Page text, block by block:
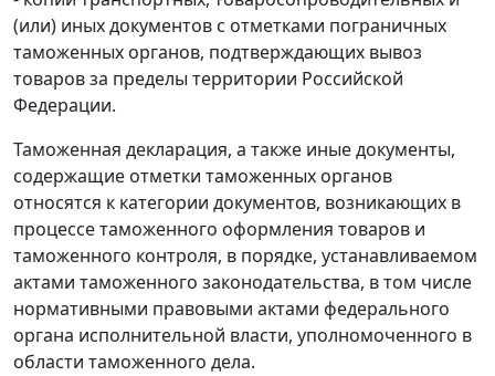
(или) иных документов с отметками пограничных
таможенных органов, подтверждающих вывоз
товаров за пределы территории Российской
Федерации.
Таможенная декларация, а также иные документы,
содержащие отметки таможенных органов
относятся к категории документов, возникающих в
процессе таможенного оформления товаров и
таможенного контроля, в порядке, устанавливаемом
актами таможенного законодательства, в том числе
нормативными правовыми актами федерального
органа исполнительной власти, уполномоченного в
области таможенного дела.